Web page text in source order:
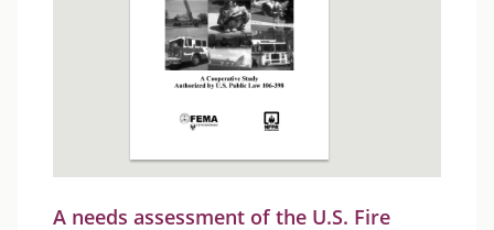
A needs assessment of the U.S. Fire